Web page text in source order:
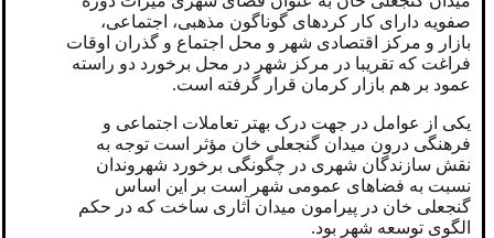
صفویه دارای کار کردهای گوناگون مذهبی، اجتماعی،
بازار و مرکز اقتصادی شهر و محل اجتماع و گذران اوقات
فراغت که تقریبا در مرکز شهر در محل برخورد دو راسته
عمود بر هم بازار کرمان قرار گرفته است.
یکی از عوامل در جهت درک بهتر تعاملات اجتماعی و
فرهنگی درون میدان گنجعلی خان مؤثر است توجه به
نقش سازندگان شهری در چگونگی برخورد شهروندان
نسبت به فضاهای عمومی شهر است بر این اساس
گنجعلی خان در پیرامون میدان آثاری ساخت که در حکم
الگوی توسعه شهر بود.